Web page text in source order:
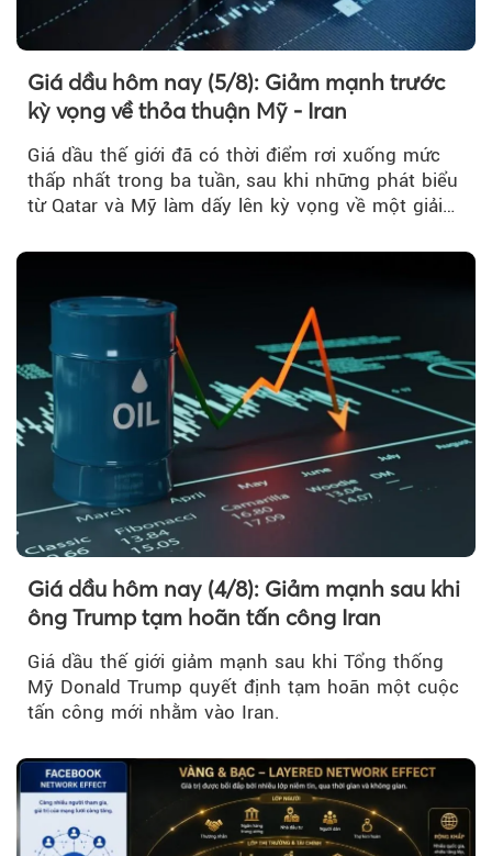
Giá dầu hôm nay (5/8): Giảm mạnh trước
kỳ vọng về thỏa thuận Mỹ - Iran
Giá dầu thế giới đã có thời điểm rơi xuống mức
thấp nhất trong ba tuần, sau khi những phát biểu
từ Qatar và Mỹ làm dấy lên kỳ vọng về một giải
Iran.
Giá dầu hôm nay (4/8): Giảm mạnh sau khi
ông Trump tạm hoãn tấn công Iran
Giá dầu thế giới giảm mạnh sau khi Tổng thống
Mỹ Donald Trump quyết định tạm hoãn một cuộc
tấn công mới nhằm vào Iran.